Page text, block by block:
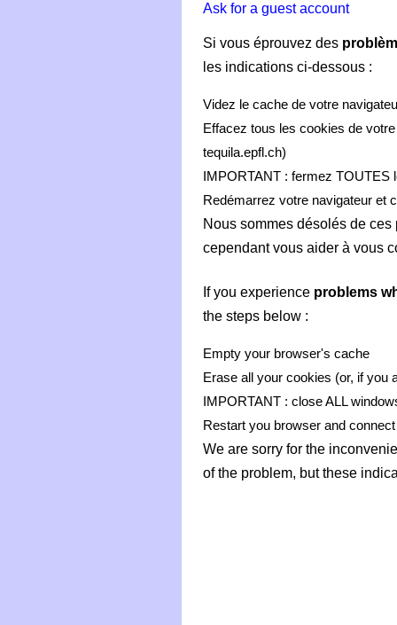
Ask for a guest account
Si vous éprouvez des
les indications ci-dessous :
Videz le cache de votre
Effacez tous les cookies de
tequila.epfl.ch)
IMPORTANT : fermez TOUTES
Redémarrez votre navigateur et
Nous sommes désolés de
cependant vous aider à vous
If you experience problems
the steps below :
Empty your browser's cache
Erase all your cookies (or, if you
IMPORTANT : close ALL
Restart you browser and
We are sorry for the
of the problem, but these